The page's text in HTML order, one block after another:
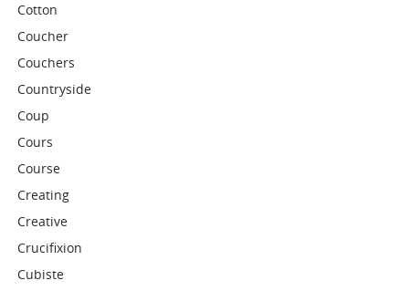
Cotton
Coucher
Couchers
Countryside
Coup
Cours
Course
Creating
Creative
Crucifixion
Cubiste